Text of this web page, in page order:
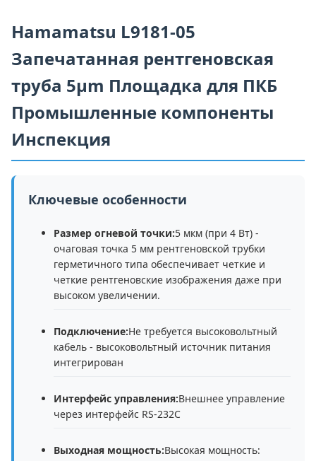
Hamamatsu L9181-05
Запечатанная рентгеновская
труба 5μm Площадка для ПКБ
Промышленные компоненты
Инспекция
Ключевые особенности
Размер огневой точки:5 мкм (при 4 Вт) -
очаговая точка 5 мм рентгеновской трубки
герметичного типа обеспечивает четкие и
четкие рентгеновские изображения даже при
высоком увеличении.
Подключение:Не требуется высоковольтный
кабель - высоковольтный источник питания
интегрирован
Интерфейс управления:Внешнее управление
через интерфейс RS-232C
Выходная мощность:Высокая мощность: